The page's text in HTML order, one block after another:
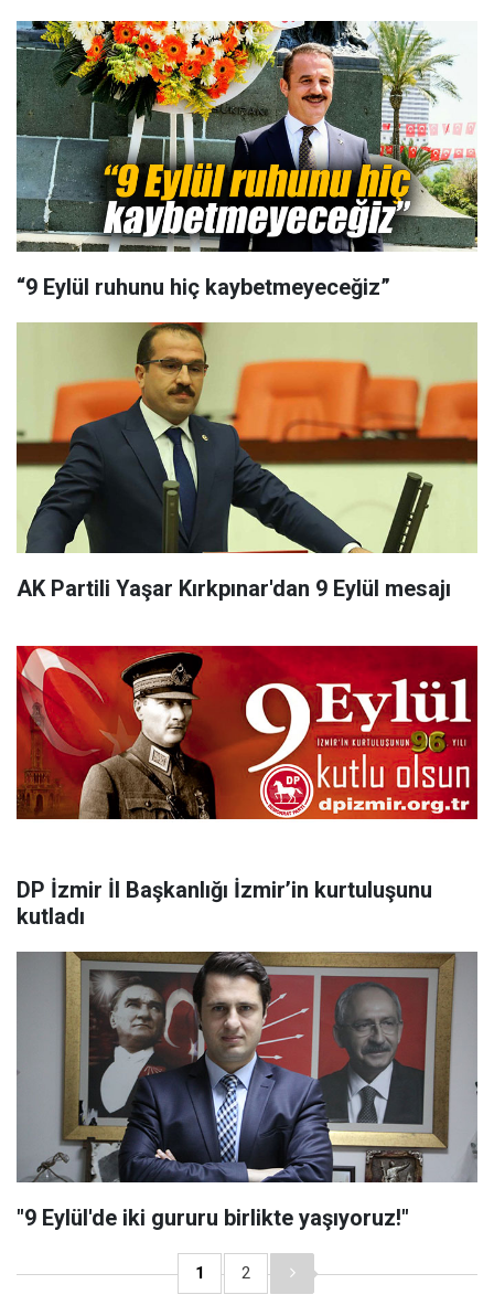
“9 Eylül ruhunu hiç kaybetmeyeceğiz”
AK Partili Yaşar Kırkpınar'dan 9 Eylül mesajı
DP İzmir İl Başkanlığı İzmir’in kurtuluşunu
kutladı
"9 Eylül'de iki gururu birlikte yaşıyoruz!"
1 2